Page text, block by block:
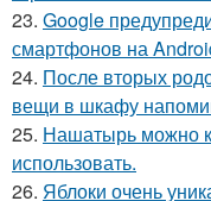
23. Google
смартфонов на
24. После вторых
вещи в шкафу
25. Нашатырь можно
использовать.
26. Яблоки очень